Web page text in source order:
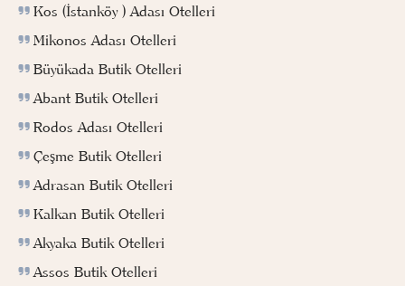
Kos (İstanköy ) Adası Otelleri
Mikonos Adası Otelleri
Büyükada Butik Otelleri
Abant Butik Otelleri
Rodos Adası Otelleri
Çeşme Butik Otelleri
Adrasan Butik Otelleri
Kalkan Butik Otelleri
Akyaka Butik Otelleri
Assos Butik Otelleri